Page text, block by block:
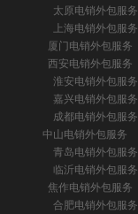
太原电销外包服务
上海电销外包服务
厦门电销外包服务
西安电销外包服务
淮安电销外包服务
嘉兴电销外包服务
成都电销外包服务
中山电销外包服务
青岛电销外包服务
临沂电销外包服务
焦作电销外包服务
合肥电销外包服务